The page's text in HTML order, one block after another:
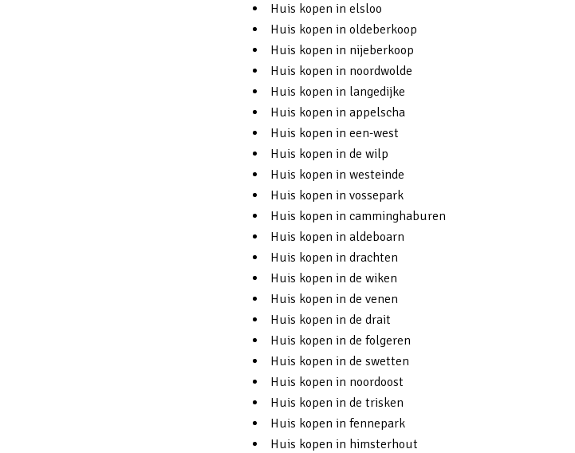
Huis kopen in elsloo
Huis kopen in oldeberkoop
Huis kopen in nijeberkoop
Huis kopen in noordwolde
Huis kopen in langedijke
Huis kopen in appelscha
Huis kopen in een-west
Huis kopen in de wilp
Huis kopen in westeinde
Huis kopen in vossepark
Huis kopen in camminghaburen
Huis kopen in aldeboarn
Huis kopen in drachten
Huis kopen in de wiken
Huis kopen in de venen
Huis kopen in de drait
Huis kopen in de folgeren
Huis kopen in de swetten
Huis kopen in noordoost
Huis kopen in de trisken
Huis kopen in fennepark
Huis kopen in himsterhout